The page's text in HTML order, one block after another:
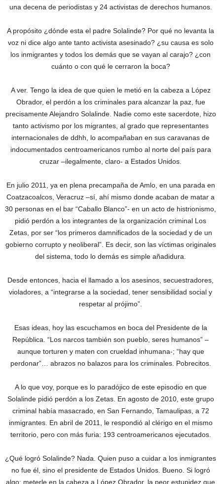
una decena de periodistas y 24 activistas de derechos humanos.
A propósito ¿dónde esta el padre Solalinde? Por qué no levanta la
voz ni dice algo ante tanto activista asesinado? ¿su causa es solo
los inmigrantes y todos los demás que se vayan al carajo? ¿con
cuánto o con qué le cerraron la boca?
A ver. Tengo la idea de que quien le metió en la cabeza a López
Obrador, el perdón a los criminales para alcanzar la paz, fue
precisamente Alejandro Solalinde. Nadie como este sacerdote, hizo
tanto activismo por los migrantes, al grado que representantes
internacionales de ddhh, lo acompañaban en sus caravanas de
indocumentados centroamericanos rumbo al norte del país para
cruzar –ilegalmente, claro- a Estados Unidos.
En julio 2011, ya en plena precampaña de Amlo, en una parada en
Coatzacoalcos, Veracruz –sí, ahí mismo donde acaban de matar a
30 personas en el bar “Caballo Blanco”- en un acto de histrionismo,
pidió perdón a los integrantes de la organización criminal Los
Zetas, por ser “los primeros damnificados de la sociedad y de un
gobierno corrupto y neoliberal”. Es decir, son las víctimas originales
del sistema, todo lo demás es simple añadidura.
Desde entonces, hacia el llamado a los asesinos, secuestradores,
violadores, a “integrarse a la sociedad, tener sensibilidad social y
respetar al prójimo”.
Esas ideas, hoy las escuchamos en boca del Presidente de la
República. “Los narcos también son pueblo, seres humanos” –
aunque torturen y maten con crueldad inhumana-; “hay que
perdonar”… abrazos no balazos para los criminales. Pobrecitos.
A lo que voy, porque es lo paradójico de este episodio en que
Solalinde pidió perdón a los Zetas. En agosto de 2010, este grupo
criminal había masacrado, en San Fernando, Tamaulipas, a 72
inmigrantes. En abril de 2011, le respondió al clérigo en el mismo
territorio, pero con más furia: 193 centroamericanos ejecutados.
¿Qué logró Solalinde? Nada. Quien puso a cuidar a los inmigrantes
no fue él, sino el presidente de Estados Unidos. Bueno. Si logró
algo: meterle en la cabeza a López Obrador, la peor estupidez que